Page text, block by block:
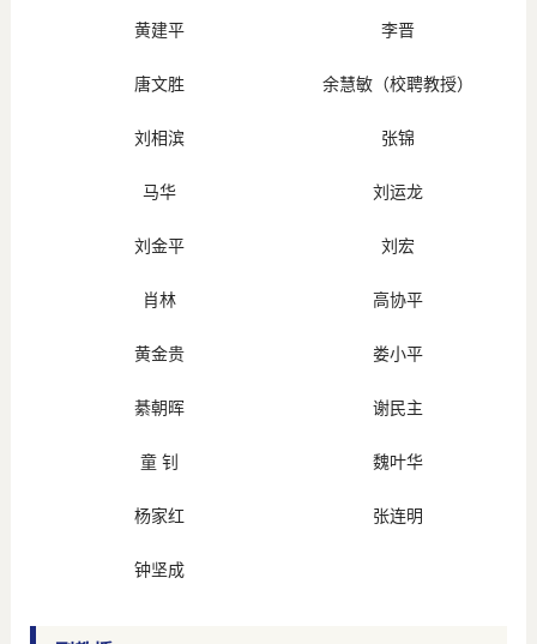
黄建平 李晋
唐文胜 余慧敏（校聘教授）
刘相滨 张锦
马华 刘运龙
刘金平 刘宏
肖林 高协平
黄金贵 娄小平
綦朝晖 谢民主
童 钊 魏叶华
杨家红 张连明
钟坚成